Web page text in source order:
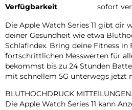
Verfügbarkeit
sofort
Die Apple Watch Series 11 gibt dir
deiner Gesundheit wie etwa
Schlafindex. Bring deine Fitness
fortschrittlichen Messwerten für
bekommst bis zu 24 Stunden
mit schnellem 5G unterwegs jetzt
BLUTHOCHDRUCK MITTEILUNGEN.
Die Apple Watch Series 11 kann